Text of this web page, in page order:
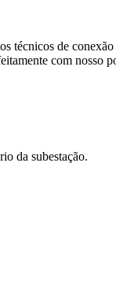
técnicos de
com nosso
da subestação.